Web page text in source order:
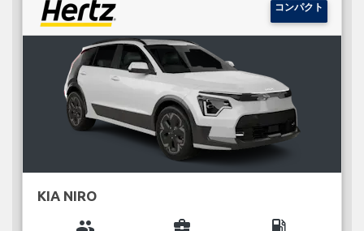
コンパクト
KIA NIRO
group business_center local_gas_station